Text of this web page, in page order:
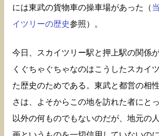
には東武の貨物車の操車場があった（
イツリーの歴史参照）。
今日、スカイツリー駅と押上駅の関係
くぐちゃぐちゃなのはこうしたスカイ
た歴史のためである。東武と都営の相
さは、よそからこの地を訪れた者にと
以外の何ものでもないのだが、地元の